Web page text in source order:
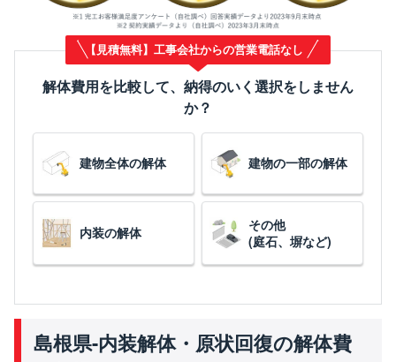
【見積無料】工事会社からの営業電話なし
解体費用を比較して、納得のいく選択をしません
か？
建物全体の解体 建物の一部の解体
内装の解体
その他
(庭石、塀など)
島根県-内装解体・原状回復の解体費